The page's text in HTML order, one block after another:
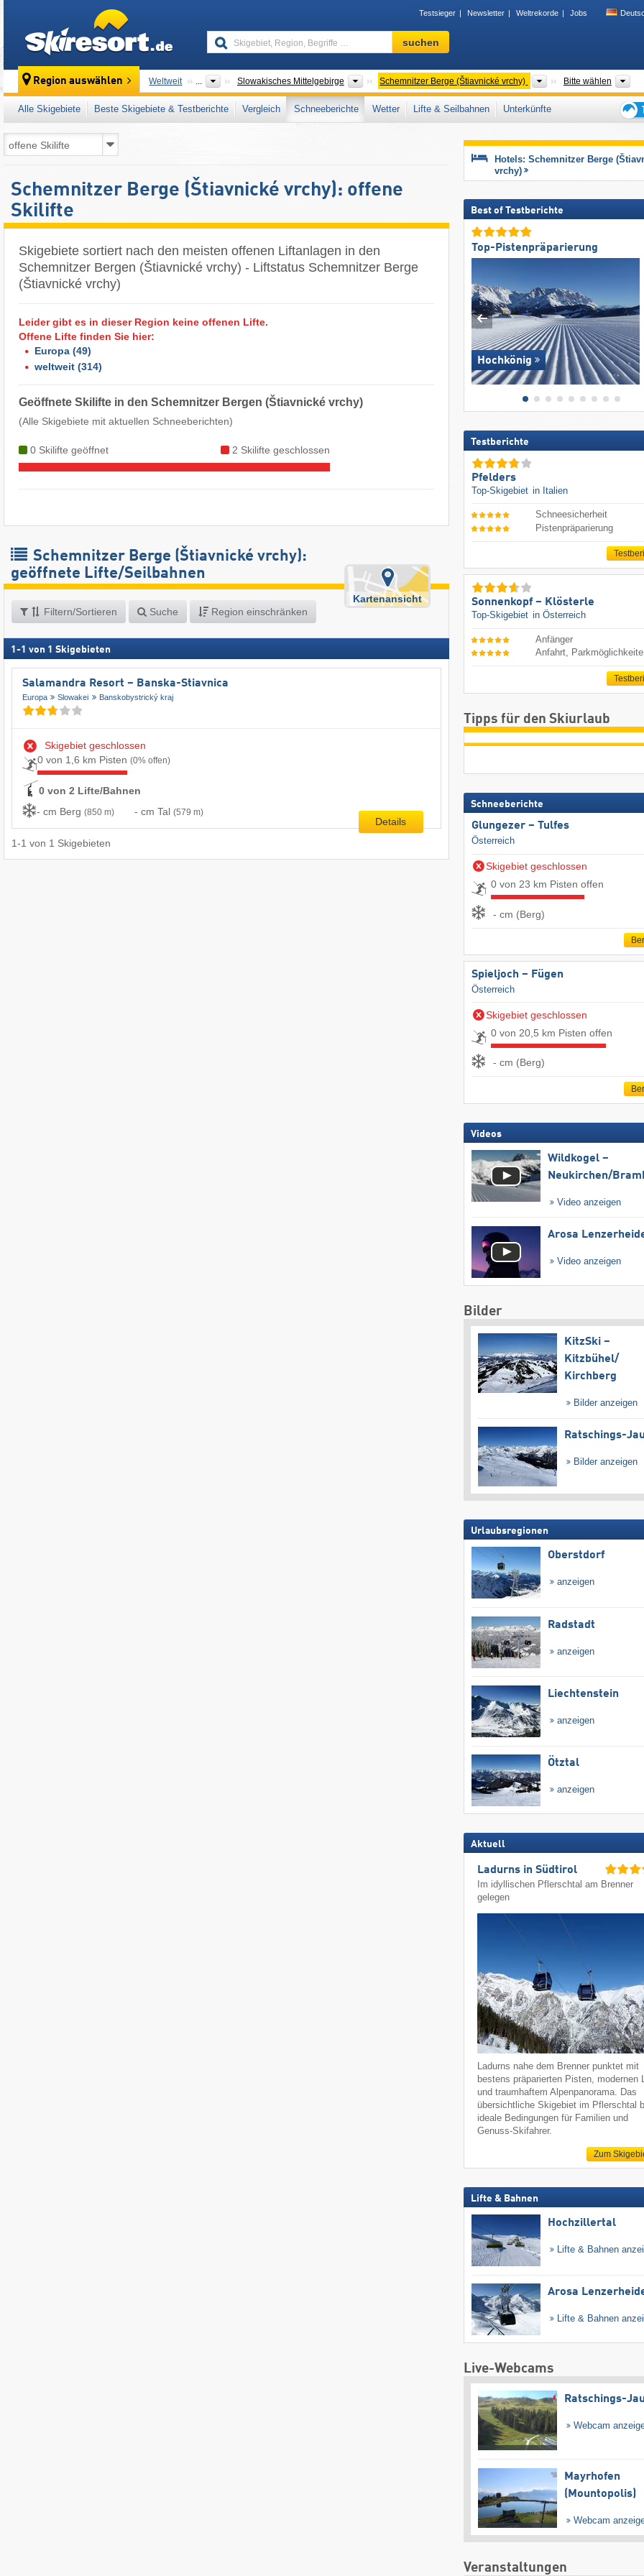
Testsieger Newsletter Weltrekorde Jobs
Skigebiet,
Region,
…
suchen
Region auswählen Weltweit ... Slowakisches Mittelgebirge Gebirgszüge
Schemnitzer Berge (Štiavnické vrchy) Gebirgszüge
Bitte wählen
Alle Skigebiete Beste Skigebiete & Testberichte Vergleich Schneeberichte Wetter Lifte & Seilbahnen
Unterkünfte
für
den
Schemnitzer Berge (Štiavnické vrchy): offene
Skilifte
Skigebiete sortiert nach den meisten offenen Liftanlagen in den
Schemnitzer Bergen (Štiavnické vrchy) - Liftstatus Schemnitzer Berge
(Štiavnické vrchy)
Leider gibt es in dieser Region keine offenen Lifte.
Offene Lifte finden Sie hier:
Europa (49)
weltweit (314)
Geöffnete Skilifte in den Schemnitzer Bergen (Štiavnické vrchy)
(Alle Skigebiete mit aktuellen Schneeberichten)
0 Skilifte geöffnet 2 Skilifte geschlossen
Schemnitzer Berge (Štiavnické vrchy):
geöffnete Lifte/Seilbahnen
Filtern/Sortieren Suche Region einschränken
Kartenansicht
1 -1 von 1 Skigebieten
Salamandra Resort – Banska-Stiavnica
Europa Slowakei Banskobystrický kraj
Skigebiet geschlossen
0 von 1,6 km Pisten (0% offen)
0 von 2 Lifte/Bahnen
- cm Berg (850 m) - cm Tal (579 m)
Details
1-1 von 1 Skigebieten
Hotels: Schemnitzer Berge
vrchy)
Best of Testberichte
Top-Pistenpräparierung
Hochkönig
Testberichte
Pfelders
Top-Skigebiet in Italien
Schneesicherheit
Pistenpräparierung
Sonnenkopf – Klösterle
Top-Skigebiet in Österreich
Anfänger
Anfahrt,
Tipps für den Skiurlaub
Schneeberichte
Glungezer – Tulfes
Österreich
Skigebiet geschlossen
0 von 23 km Pisten offen
- cm (Berg)
Spieljoch – Fügen
Österreich
Skigebiet geschlossen
0 von 20,5 km Pisten offen
- cm (Berg)
Videos
Wildkogel –
Neukirchen/​
Video anzeigen
Arosa
Video anzeigen
Bilder
KitzSki –
Kitzbühel/​
Kirchberg
Bilder anzeigen
Ratschings-
Bilder anzeigen
Urlaubsregionen
Oberstdorf
anzeigen
Radstadt
anzeigen
Liechtenstein
anzeigen
Ötztal
anzeigen
Aktuell
Ladurns in Südtirol
Im idyllischen Pflerschtal am Brenner
gelegen
Ladurns nahe dem Brenner punktet mit
bestens präparierten Pisten, modernen
und traumhaftem Alpenpanorama. Das
übersichtliche Skigebiet im Pflerschtal
ideale Bedingungen für Familien und
Genuss-Skifahrer.
Zum
Lifte & Bahnen
Hochzillertal
Lifte & Bahnen
Arosa
Lifte & Bahnen
Live-Webcams
Ratschings-
Webcam
Mayrhofen
(Mountopolis)
Webcam
Veranstaltungen